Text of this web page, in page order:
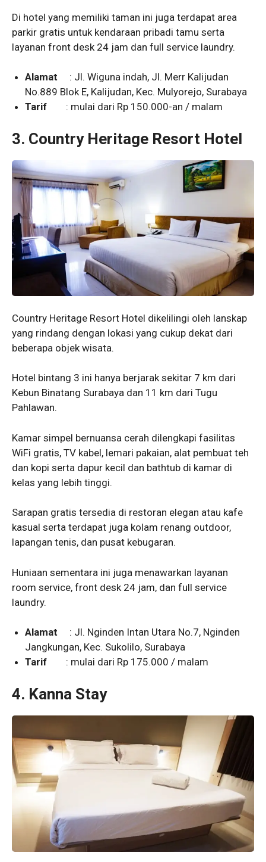
Di hotel yang memiliki taman ini juga terdapat area
parkir gratis untuk kendaraan pribadi tamu serta
layanan front desk 24 jam dan full service laundry.
Alamat : Jl. Wiguna indah, Jl. Merr Kalijudan
No.889 Blok E, Kalijudan, Kec. Mulyorejo, Surabaya
Tarif : mulai dari Rp 150.000-an / malam
3. Country Heritage Resort Hotel
Country Heritage Resort Hotel dikelilingi oleh lanskap
yang rindang dengan lokasi yang cukup dekat dari
beberapa objek wisata.
Hotel bintang 3 ini hanya berjarak sekitar 7 km dari
Kebun Binatang Surabaya dan 11 km dari Tugu
Pahlawan.
Kamar simpel bernuansa cerah dilengkapi fasilitas
WiFi gratis, TV kabel, lemari pakaian, alat pembuat teh
dan kopi serta dapur kecil dan bathtub di kamar di
kelas yang lebih tinggi.
Sarapan gratis tersedia di restoran elegan atau kafe
kasual serta terdapat juga kolam renang outdoor,
lapangan tenis, dan pusat kebugaran.
Huniaan sementara ini juga menawarkan layanan
room service, front desk 24 jam, dan full service
laundry.
Alamat : Jl. Nginden Intan Utara No.7, Nginden
Jangkungan, Kec. Sukolilo, Surabaya
Tarif : mulai dari Rp 175.000 / malam
4. Kanna Stay